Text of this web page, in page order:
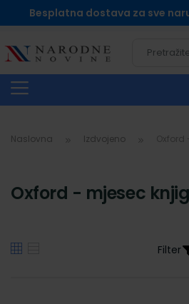
Besplatna dostava za sve
Naslovna Izdvojeno
Oxford - mjesec
Filter